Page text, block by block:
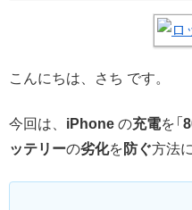
こんにちは、さち です。
今回は、 iPhone の充電を「
ッテリーの劣化を 防ぐ方法